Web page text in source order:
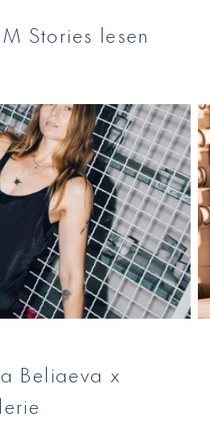
Stories lesen
Beliaeva x